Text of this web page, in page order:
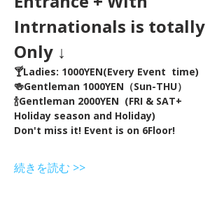
Intrnationals is totally
Only ↓
🍸Ladies: 1000YEN(Every Event  time)
🍻Gentleman 1000YEN（Sun-THU）
🍾Gentleman 2000YEN  (FRI & SAT+
Holiday season and Holiday)
Don't miss it! Event is on 6Floor!
続きを読む >>